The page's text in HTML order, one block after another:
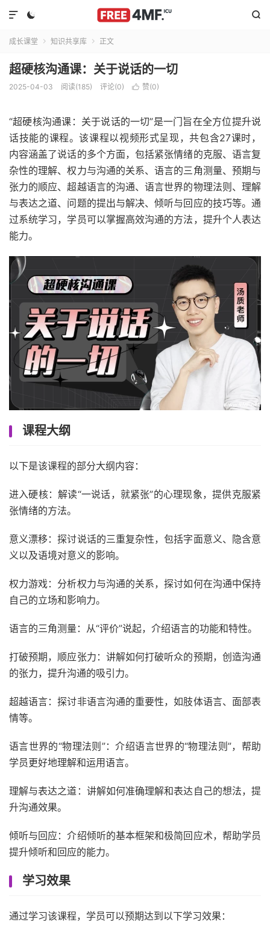
 

成长课堂  知识共享库  正文
超硬核沟通课：关于说话的一切
2025-04-03 阅读(185) 评论(0)  赞(0)
“超硬核沟通课：关于说话的一切”是一门旨在全方位提升说
话技能的课程。该课程以视频形式呈现，共包含27课时，
内容涵盖了说话的多个方面，包括紧张情绪的克服、语言复
杂性的理解、权力与沟通的关系、语言的三角测量、预期与
张力的顺应、超越语言的沟通、语言世界的物理法则、理解
与表达之道、问题的提出与解决、倾听与回应的技巧等。通
过系统学习，学员可以掌握高效沟通的方法，提升个人表达
能力。
课程大纲
以下是该课程的部分大纲内容：
进入硬核：解读“一说话，就紧张”的心理现象，提供克服紧
张情绪的方法。
意义漂移：探讨说话的三重复杂性，包括字面意义、隐含意
义以及语境对意义的影响。
权力游戏：分析权力与沟通的关系，探讨如何在沟通中保持
自己的立场和影响力。
语言的三角测量：从“评价”说起，介绍语言的功能和特性。
打破预期，顺应张力：讲解如何打破听众的预期，创造沟通
的张力，提升沟通的吸引力。
超越语言：探讨非语言沟通的重要性，如肢体语言、面部表
情等。
语言世界的“物理法则”：介绍语言世界的“物理法则”，帮助
学员更好地理解和运用语言。
理解与表达之道：讲解如何准确理解和表达自己的想法，提
升沟通效果。
倾听与回应：介绍倾听的基本框架和极简回应术，帮助学员
提升倾听和回应的能力。
学习效果
通过学习该课程，学员可以预期达到以下学习效果：